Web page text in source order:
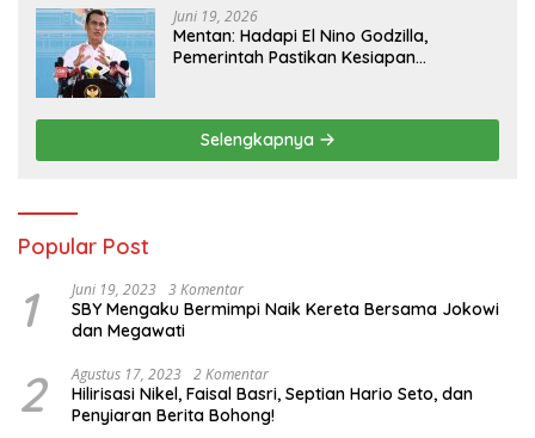
Juni 19, 2026
Mentan: Hadapi El Nino Godzilla,
Pemerintah Pastikan Kesiapan
Selengkapnya
Popular Post
1 Juni 19, 2023 3 Komentar
SBY Mengaku Bermimpi Naik Kereta Bersama Jokowi
dan Megawati
2 Agustus 17, 2023 2 Komentar
Hilirisasi Nikel, Faisal Basri, Septian Hario Seto, dan
Penyiaran Berita Bohong!